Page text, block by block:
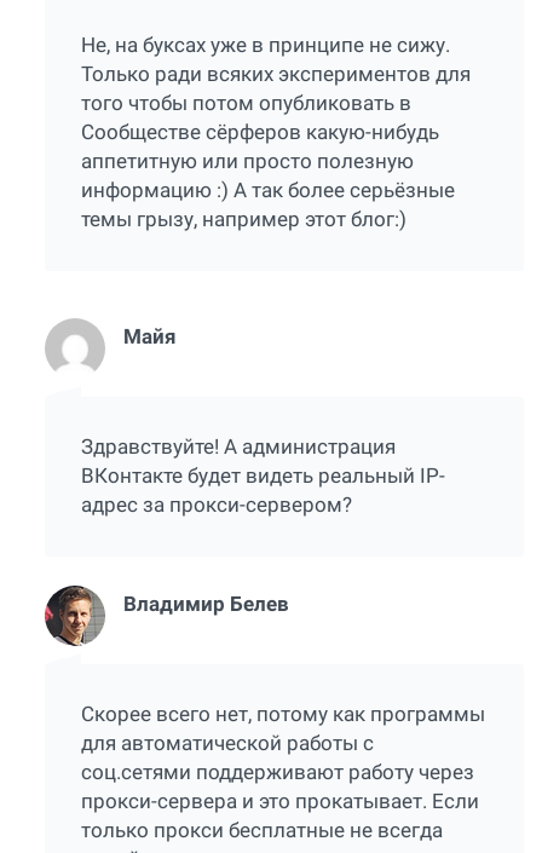
Не, на буксах уже в принципе не сижу.
Только ради всяких экспериментов для
того чтобы потом опубликовать в
Сообществе сёрферов какую-нибудь
аппетитную или просто полезную
информацию :) А так более серьёзные
темы грызу, например этот блог:)
Майя
Здравствуйте! А администрация
ВКонтакте будет видеть реальный IP-
адрес за прокси-сервером?
Владимир Белев
Скорее всего нет, потому как программы
для автоматической работы с
соц.сетями поддерживают работу через
прокси-сервера и это прокатывает. Если
только прокси бесплатные не всегда